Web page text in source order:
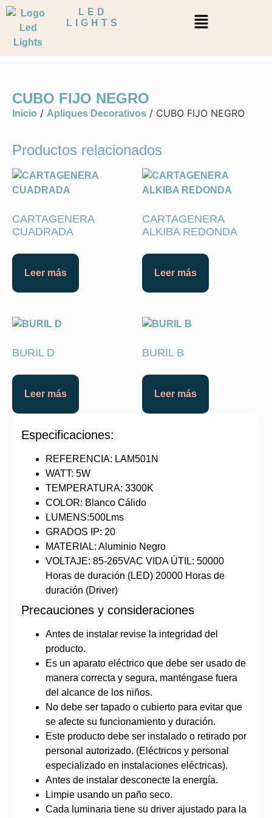
LED
LIGHTS
CUBO FIJO NEGRO
Inicio / Apliques Decorativos / CUBO FIJO NEGRO
Productos relacionados
CARTAGENERA
CUADRADA
Leer más
CARTAGENERA
ALKIBA REDONDA
Leer más
BURIL D
Leer más
BURIL B
Leer más
Especificaciones:
REFERENCIA: LAM501N
WATT: 5W
TEMPERATURA: 3300K
COLOR: Blanco Cálido
LUMENS:500Lms
GRADOS IP: 20
MATERIAL: Aluminio Negro
VOLTAJE: 85-265VAC VIDA ÚTIL: 50000
Horas de duración (LED) 20000 Horas de
duración (Driver)
Precauciones y consideraciones
Antes de instalar revise la integridad del
producto.
Es un aparato eléctrico que debe ser usado de
manera correcta y segura, manténgase fuera
del alcance de los niños.
No debe ser tapado o cubierto para evitar que
se afecte su funcionamiento y duración.
Este producto debe ser instalado o retirado por
personal autorizado. (Eléctricos y personal
especializado en instalaciones eléctricas).
Antes de instalar desconecte la energía.
Limpie usando un paño seco.
Cada luminaria tiene su driver ajustado para la